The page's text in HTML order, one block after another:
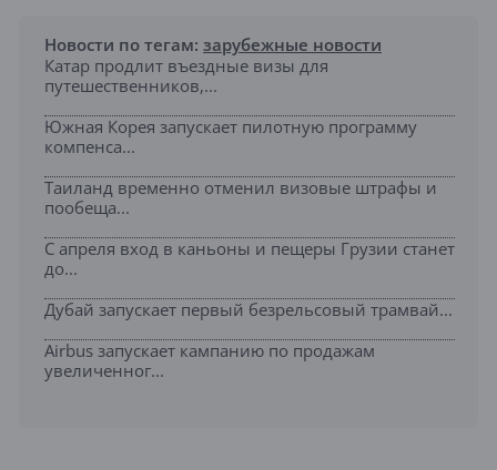
Новости по тегам: зарубежные новости
Катар продлит въездные визы для
путешественников,...
Южная Корея запускает пилотную программу
компенса...
Таиланд временно отменил визовые штрафы и
пообеща...
С апреля вход в каньоны и пещеры Грузии станет
до...
Дубай запускает первый безрельсовый трамвай...
Airbus запускает кампанию по продажам
увеличенног...